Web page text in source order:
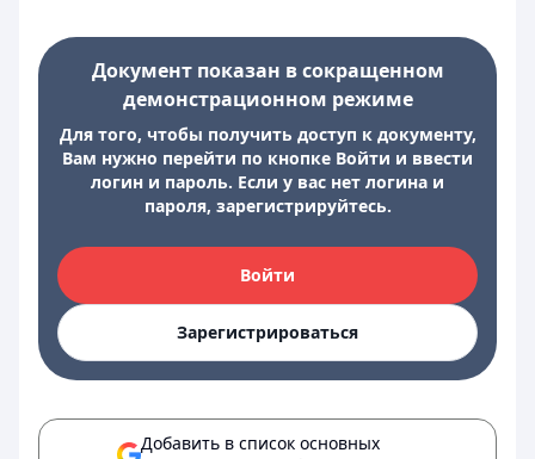
Документ показан в сокращенном
демонстрационном режиме
Для того, чтобы получить доступ к документу,
Вам нужно перейти по кнопке Войти и ввести
логин и пароль. Если у вас нет логина и
пароля, зарегистрируйтесь.
Войти
Зарегистрироваться
Добавить в список основных